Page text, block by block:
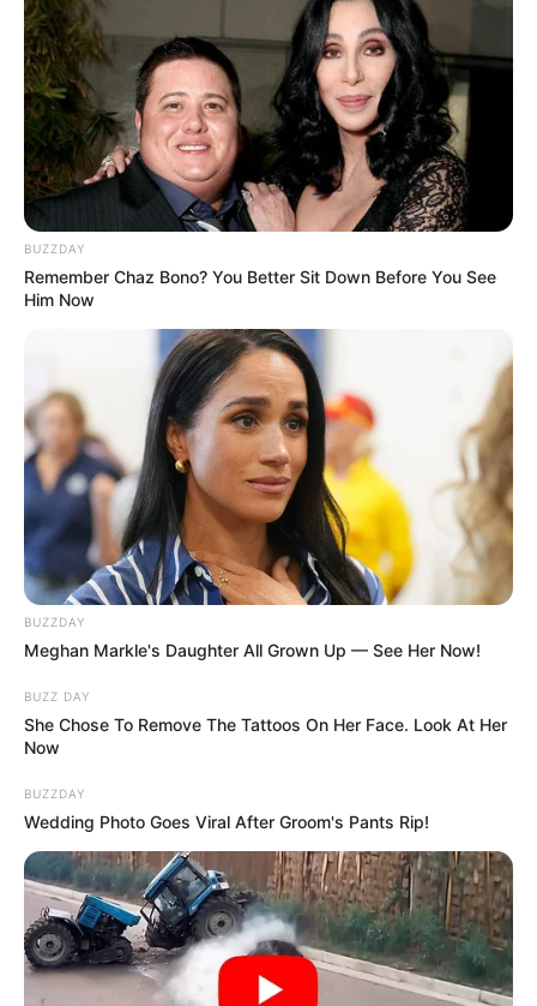
BUZZDAY
Remember Chaz Bono? You Better Sit Down Before You See
Him Now
BUZZDAY
Meghan Markle's Daughter All Grown Up — See Her Now!
BUZZ DAY
She Chose To Remove The Tattoos On Her Face. Look At Her
Now
BUZZDAY
Wedding Photo Goes Viral After Groom's Pants Rip!